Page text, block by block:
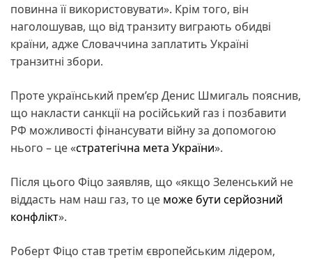
повинна її використовувати». Крім того, він
наголошував, що від транзиту виграють обидві
країни, адже Словаччина заплатить Україні
транзитні збори.
Проте український прем’єр Денис Шмигаль пояснив,
що накласти санкції на російський газ і позбавити
РФ можливості фінансувати війну за допомогою
нього – це «стратегічна мета України».
Після цього Фіцо заявляв, що «якщо Зеленський не
віддасть нам наш газ, то це може бути серйозний
конфлікт».
Роберт Фіцо став третім європейським лідером,